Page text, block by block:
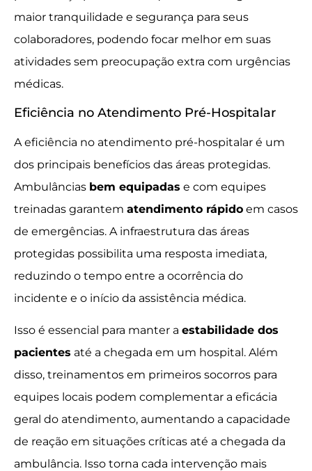
maior tranquilidade e segurança para seus
colaboradores, podendo focar melhor em suas
atividades sem preocupação extra com urgências
médicas.
Eficiência no Atendimento Pré-Hospitalar
A eficiência no atendimento pré-hospitalar é um
dos principais benefícios das áreas protegidas.
Ambulâncias bem equipadas e com equipes
treinadas garantem atendimento rápido em casos
de emergências. A infraestrutura das áreas
protegidas possibilita uma resposta imediata,
reduzindo o tempo entre a ocorrência do
incidente e o início da assistência médica.
Isso é essencial para manter a estabilidade dos
pacientes até a chegada em um hospital. Além
disso, treinamentos em primeiros socorros para
equipes locais podem complementar a eficácia
geral do atendimento, aumentando a capacidade
de reação em situações críticas até a chegada da
ambulância. Isso torna cada intervenção mais